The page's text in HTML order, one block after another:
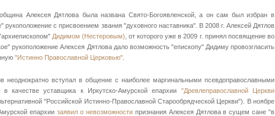
Алексея Дятлова была названа Свято-Богоявленской, а он сам был избран в
рукоположение с присвоением звания "духовного наставника". В 2008 г. Алексей Дятлов
Дидимом (Нестеровым) , от которого уже в 2009 г. принял посвящение во
рукоположение Алексея Дятлова дало возможность "епископу" Дидиму провозгласить
"Истинно Православной Церковью"
неоднократно вступал в общение с наиболее маргинальными псевдоправославными
качестве уставщика к Иркутско-Амурской епархии "Древлеправославной Церкви
"Российской Истинно-Православной Старообрядческой Церкви"). В ноябре
епархиизаявил о невозможностипризнания Алексея Дятлова в сущем сане "в